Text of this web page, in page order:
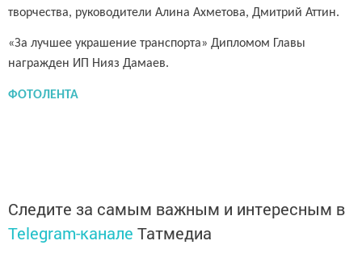
творчества, руководители Алина Ахметова, Дмитрий Аттин.
«За лучшее украшение транспорта» Дипломом Главы
награжден ИП Нияз Дамаев.
ФОТОЛЕНТА
Следите за самым важным и интересным в
Telegram-канале Татмедиа